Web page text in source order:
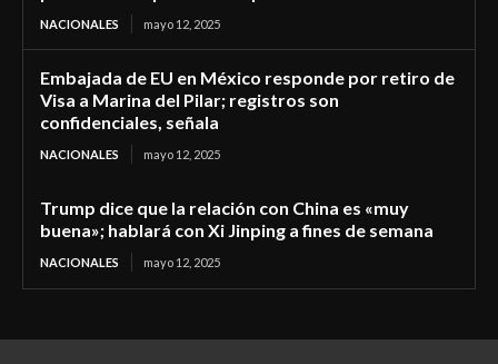
NACIONALES mayo 12, 2025
Embajada de EU en México responde por retiro de
Visa a Marina del Pilar; registros son
confidenciales, señala
NACIONALES mayo 12, 2025
Trump dice que la relación con China es «muy
buena»; hablará con Xi Jinping a fines de semana
NACIONALES mayo 12, 2025